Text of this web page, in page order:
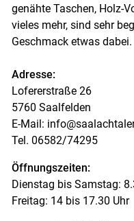
genähte Taschen, Holz-
vieles mehr, sind sehr
Geschmack etwas dabei.
Adresse:
Lofererstraße 26
5760 Saalfelden
E-Mail:
Tel. 06582/74295
Öffnungszeiten:
Dienstag bis Samstag:
Freitag: 14 bis 17.30 Uhr